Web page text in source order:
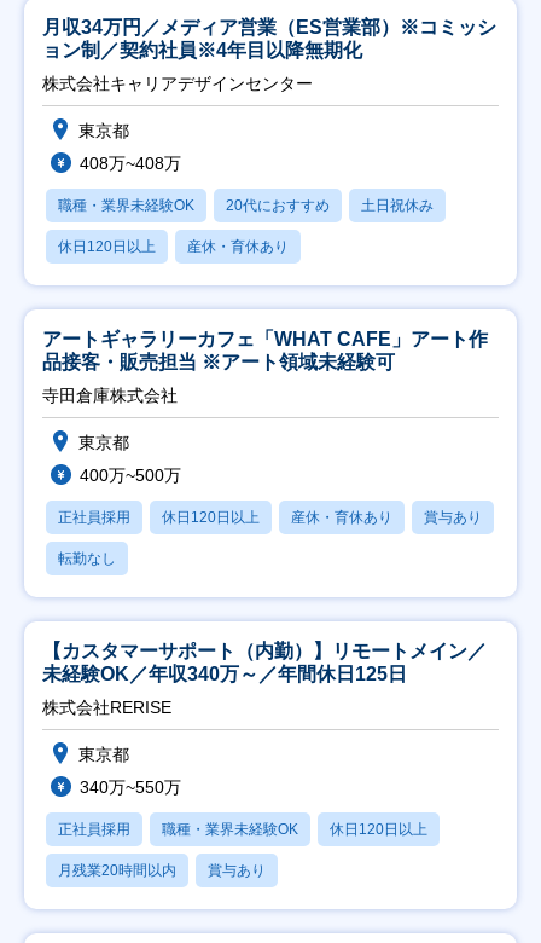
月収34万円／メディア営業（ES営業部）※コミッシ
ョン制／契約社員※4年目以降無期化
株式会社キャリアデザインセンター
東京都
408万~408万
職種・業界未経験OK 20代におすすめ 土日祝休み
休日120日以上 産休・育休あり
アートギャラリーカフェ「WHAT CAFE」アート作
品接客・販売担当 ※アート領域未経験可
寺田倉庫株式会社
東京都
400万~500万
正社員採用 休日120日以上 産休・育休あり 賞与あり
転勤なし
【カスタマーサポート（内勤）】リモートメイン／
未経験OK／年収340万～／年間休日125日
株式会社RERISE
東京都
340万~550万
正社員採用 職種・業界未経験OK 休日120日以上
月残業20時間以内 賞与あり